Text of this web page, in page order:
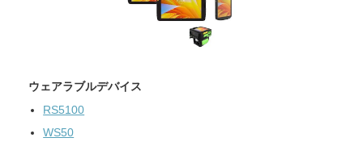
ウェアラブルデバイス
RS5100
WS50